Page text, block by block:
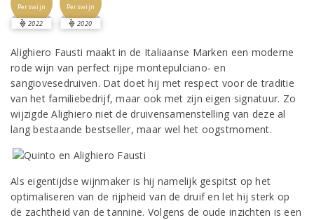
Perswijn
2022
Perswijn
2020
Alighiero Fausti maakt in de Italiaanse Marken een moderne
rode wijn van perfect rijpe montepulciano- en
sangiovesedruiven. Dat doet hij met respect voor de traditie
van het familiebedrijf, maar ook met zijn eigen signatuur. Zo
wijzigde Alighiero niet de druivensamenstelling van deze al
lang bestaande bestseller, maar wel het oogstmoment.
Als eigentijdse wijnmaker is hij namelijk gespitst op het
optimaliseren van de rijpheid van de druif en let hij sterk op
de zachtheid van de tannine. Volgens de oude inzichten is een